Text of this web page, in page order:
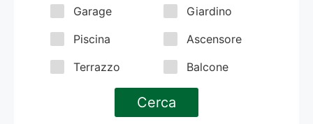
Garage
Giardino
Piscina
Ascensore
Terrazzo
Balcone
Cerca